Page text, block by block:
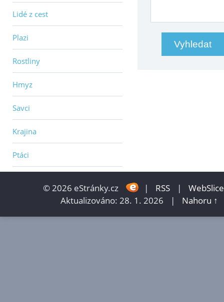
Lidé z cest
Plazi
Rostliny
Hmyz
Savci
Krajina
Ptáci
© 2026 eStránky.cz | RSS |
WebSlice
Aktualizováno: 28. 1. 2026
| Nahoru ↑